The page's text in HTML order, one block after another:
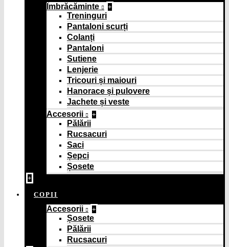
Îmbrăcăminte +
Treninguri
Pantaloni scurți
Colanți
Pantaloni
Sutiene
Lenjerie
Tricouri și maiouri
Hanorace și pulovere
Jachete și veste
Accesorii
+
Pălării
Rucsacuri
Saci
Șepci
Șosete
+
COPII
Accesorii +
Șosete
Pălării
Rucsacuri